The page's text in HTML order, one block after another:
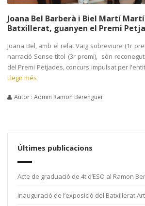
Joana Bel Barberà i Biel Martí
Batxillerat, guanyen el Premi
Joana Bel, amb el relat Vaig sobreviure (1r
narració Sense títol (3r premi), són
del Premi Petjades, concurs impulsat per
Llegir més
Autor : Admin Ramon Berenguer
Últimes publicacions
Acte de graduació de 4t d’ESO al Ramon
inauguració de l’exposició del Batxillerat